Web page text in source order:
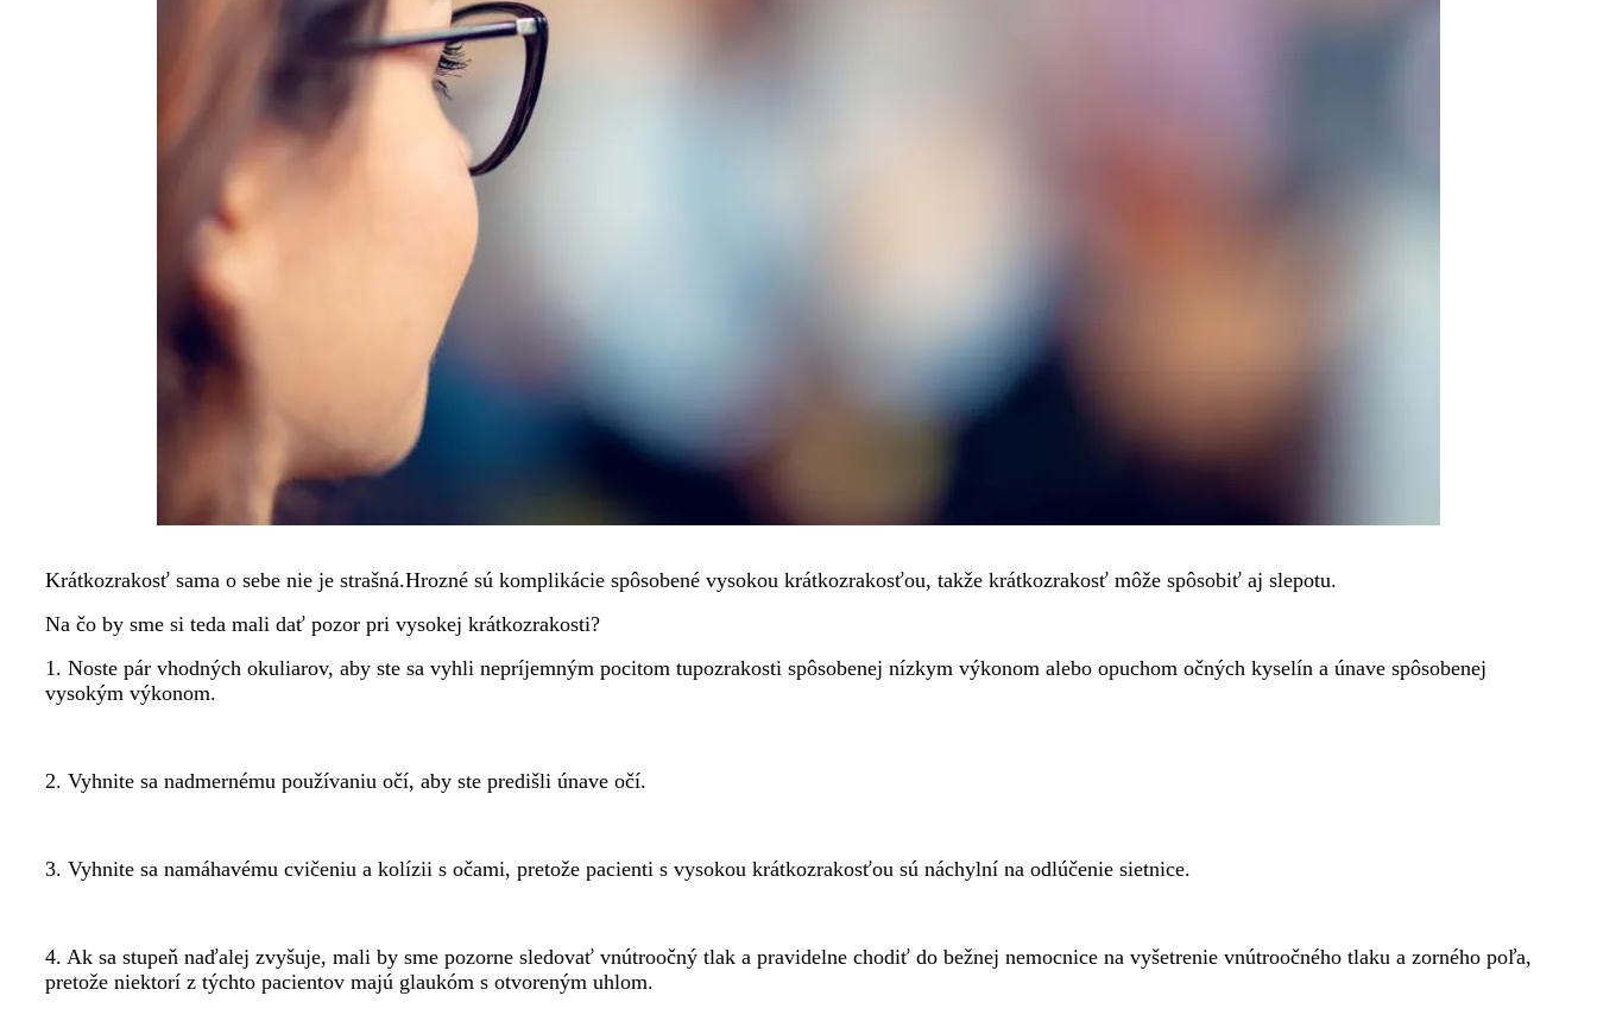
Krátkozrakosť sama o sebe nie je strašná.Hrozné sú komplikácie spôsobené vysokou krátkozrakosťou, takže krátkozrakosť môže spôsobiť aj slepotu.
Na čo by sme si teda mali dať pozor pri vysokej krátkozrakosti?
1. Noste pár vhodných okuliarov, aby ste sa vyhli nepríjemným pocitom tupozrakosti spôsobenej nízkym výkonom alebo opuchom očných kyselín a únave spôsobenej
vysokým výkonom.
2. Vyhnite sa nadmernému používaniu očí, aby ste predišli únave očí.
3. Vyhnite sa namáhavému cvičeniu a kolízii s očami, pretože pacienti s vysokou krátkozrakosťou sú náchylní na odlúčenie sietnice.
4. Ak sa stupeň naďalej zvyšuje, mali by sme pozorne sledovať vnútroočný tlak a pravidelne chodiť do bežnej nemocnice na vyšetrenie vnútroočného tlaku a zorného poľa,
pretože niektorí z týchto pacientov majú glaukóm s otvoreným uhlom.